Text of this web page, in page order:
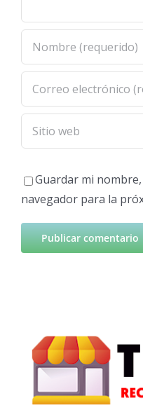
Guardar mi
navegador para la